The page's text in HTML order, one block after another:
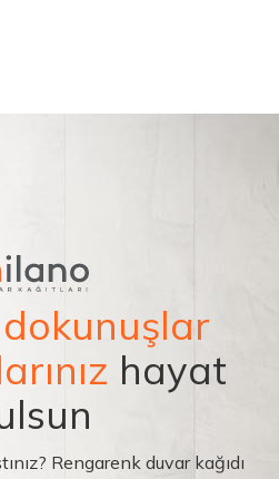
dokunuşlar
hayat
Rengarenk duvar kağıdı